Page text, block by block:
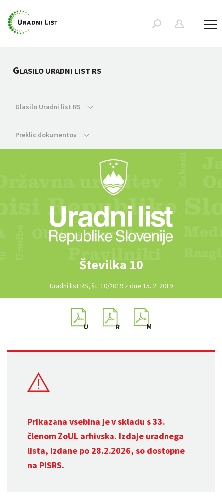
GLASILO URADNI LIST RS
Glasilo Uradni list RS
Preklic dokumentov
Številka 10
Uradni list RS, št. 10/2019 z dne 15. 2. 2019
Prikazana vsebina je v skladu s 33.
členom ZoUL arhivska. Izdaje uradnega
lista, izdane po 28.2.2026, so dostopne
na PISRS.